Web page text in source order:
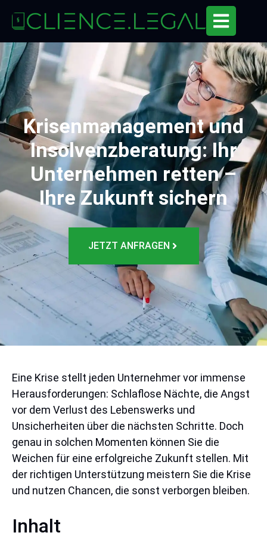
Krisenmanagement und
Insolvenzberatung: Ihr
Unternehmen retten –
Ihre Zukunft sichern
JETZT ANFRAGEN
Eine Krise stellt jeden Unternehmer vor immense
Herausforderungen: Schlaflose Nächte, die Angst
vor dem Verlust des Lebenswerks und
Unsicherheiten über die nächsten Schritte. Doch
genau in solchen Momenten können Sie die
Weichen für eine erfolgreiche Zukunft stellen. Mit
der richtigen Unterstützung meistern Sie die Krise
und nutzen Chancen, die sonst verborgen bleiben.
Inhalt